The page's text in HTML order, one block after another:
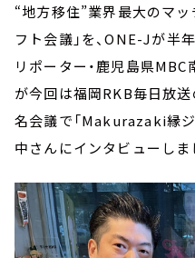
“地方移住”業界最大のマ
フト会議」を、ONE-Jが半
リポーター・鹿児島県
が今回は福岡RKB毎日放
名会議で「Makurazaki縁
中さんにインタビューしま